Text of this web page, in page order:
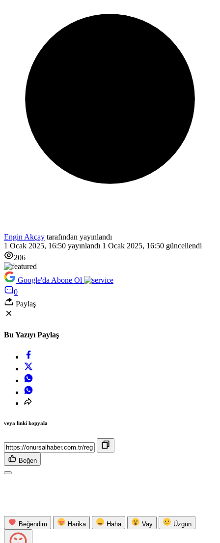
Engin Akçay tarafından yayınlandı
1 Ocak 2025, 16:50 yayınlandı 1 Ocak 2025, 16:50 güncellendi
206
Google'da Abone Ol
0
Paylaş
Bu Yazıyı Paylaş
veya linki kopyala
Beğen
Beğendim Harika Haha Vay Üzgün